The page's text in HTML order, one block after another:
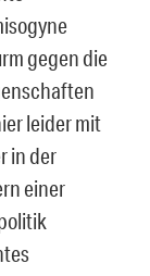
gegen die
leider mit
in der
einer